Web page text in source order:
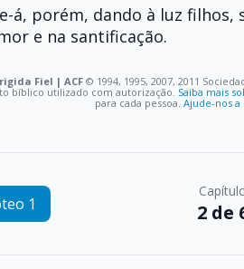
á, porém, dando à luz
e na santificação.
Fiel | ACF©️ 1994, 1995, 2007, 2011
bíblico utilizado com autorização. Saiba mais
para cada pessoa. Ajude-nos a
1 2 de